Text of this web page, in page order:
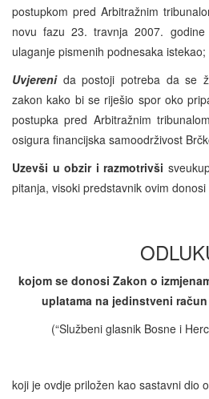
postupkom pred Arbitražnim
novu fazu 23. travnja 2007.
ulaganje pismenih podnesaka istekao;
Uvjereni da postoji potreba da se
zakon kako bi se riješio spor oko
postupka pred Arbitražnim
osigura financijska samoodrživost
Uzevši u obzir i razmotrivši
pitanja, visoki predstavnik ovim donosi
kojom se donosi Zakon o
uplatama na jedinstveni
(“Službeni glasnik Bosne i
koji je ovdje priložen kao sastavni dio